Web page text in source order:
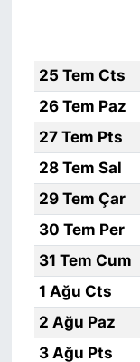
25 Tem Cts
26 Tem Paz
27 Tem Pts
28 Tem Sal
29 Tem Çar
30 Tem Per
31 Tem Cum
1 Ağu Cts
2 Ağu Paz
3 Ağu Pts